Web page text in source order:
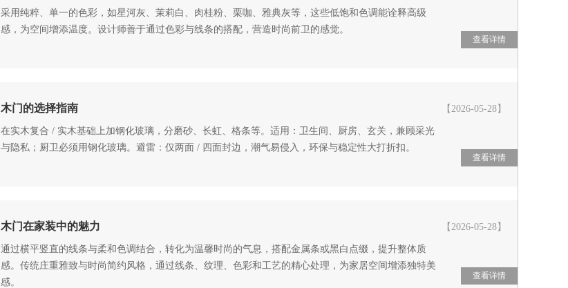
查看详情
采用纯粹、单一的色彩，如星河灰、茉莉白、肉桂粉、栗咖、雅典灰等，这些低饱和色调能诠释高级
感，为空间增添温度。设计师善于通过色彩与线条的搭配，营造时尚前卫的感觉。
【2026-05-28】
查看详情
木门的选择指南
在实木复合 / 实木基础上加钢化玻璃，分磨砂、长虹、格条等。适用：卫生间、厨房、玄关，兼顾采光
与隐私；厨卫必须用钢化玻璃。避雷：仅两面 / 四面封边，潮气易侵入，环保与稳定性大打折扣。
【2026-05-28】
查看详情
木门在家装中的魅力
通过横平竖直的线条与柔和色调结合，转化为温馨时尚的气息，搭配金属条或黑白点缀，提升整体质
感。传统庄重雅致与时尚简约风格，通过线条、纹理、色彩和工艺的精心处理，为家居空间增添独特美
感。